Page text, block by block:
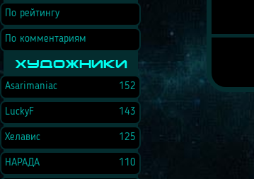
По рейтингу
По комментариям
Художники
Asarimaniac 152
LuckyF 143
Хелавис 125
НАРАДА 110